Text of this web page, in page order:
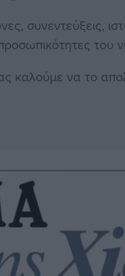
συνεντεύξεις,
του
καλούμε να το